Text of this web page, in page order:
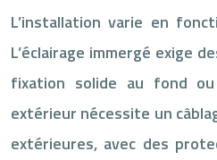
L’installation varie en
L’éclairage immergé exige
fixation solide au fond ou
extérieur nécessite un
extérieures, avec des